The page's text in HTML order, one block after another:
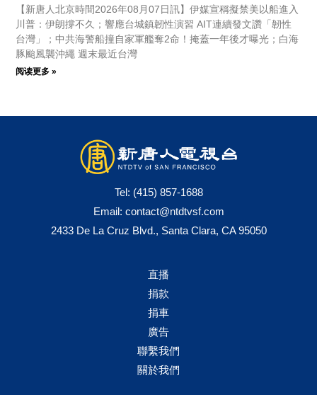
【新唐人北京時間2026年08月07日訊】伊媒宣稱擬禁美以船進入
川普：伊朗撐不久；響應台城鎮韌性演習 AIT連續發文讚「韌性
台灣」；中共海警船撞自家軍艦奪2命！掩蓋一年後才曝光；白海
豚颱風襲沖繩 週末最近台灣
阅读更多 »
Tel: (415) 857-1688
Email: contact@ntdtvsf.com
2433 De La Cruz Blvd., Santa Clara, CA 95050
直播
捐款
捐車
廣告
聯繫我們
關於我們